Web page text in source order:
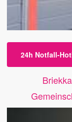
24h Notfall-